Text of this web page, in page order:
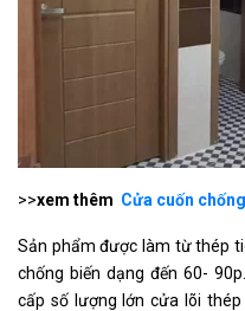
>>xem thêm Cửa cuốn
Sản phẩm được làm từ thép
chống biến dạng đến 60-
cấp số lượng lớn cửa lõi thép